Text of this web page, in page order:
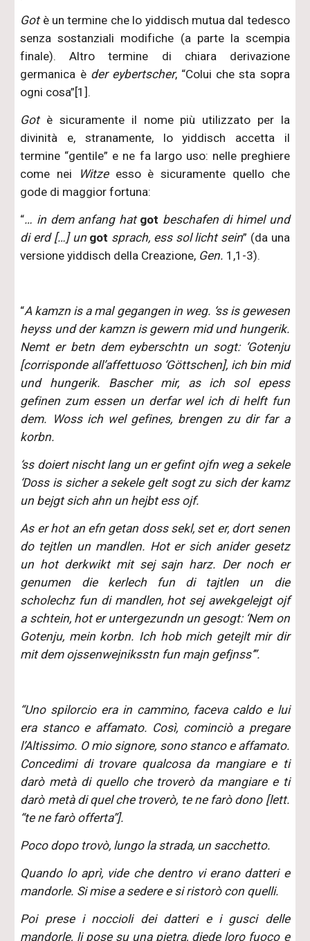
Gotè un termine che lo yiddisch mutua dal tedesco
senza sostanziali modifiche (a parte la scempia
finale). Altro termine di chiara derivazione
germanica è der eybertscher, “Colui che sta sopra
ogni cosa”[1].
Gotè sicuramente il nome più utilizzato per la
divinità e, stranamente, lo yiddisch accetta il
termine “gentile” e ne fa largo uso: nelle preghiere
come nei
Witzeesso è sicuramente quello che
gode di maggior fortuna:
“… in dem anfang hat got beschafen di himel und
di erd […] un got sprach, ess sol licht sein” (da una
versione yiddisch della Creazione, Gen. 1,1-3).
“A kamzn is a mal gegangen in weg. ‘ss is gewesen
heyss und der kamzn is gewern mid und hungerik.
Nemt er betn dem eyberschtn un sogt: ‘Gotenju
[corrisponde all’affettuoso ‘Göttschen], ich bin mid
und hungerik. Bascher mir, as ich sol epess
gefinen zum essen un derfar wel ich di helft fun
dem. Woss ich wel gefines, brengen zu dir far a
korbn.
‘ss doiert nischt lang un er gefint ojfn weg a sekele
‘Doss is sicher a sekele gelt sogt zu sich der kamz
un bejgt sich ahn un hejbt ess ojf.
As er hot an efn getan doss sekl, set er, dort senen
do tejtlen un mandlen. Hot er sich anider gesetz
un hot derkwikt mit sej sajn harz. Der noch er
genumen die kerlech fun di tajtlen un die
scholechz fun di mandlen, hot sej awekgelejgt ojf
a schtein, hot er untergezundn un gesogt: ‘Nem on
Gotenju, mein korbn. Ich hob mich getejlt mir dir
mit dem ojssenwejniksstn fun majn gefjnss’”.
“Uno spilorcio era in cammino, faceva caldo e lui
era stanco e affamato. Così, cominciò a pregare
l’Altissimo. O mio signore, sono stanco e affamato.
Concedimi di trovare qualcosa da mangiare e ti
darò metà di quello che troverò da mangiare e ti
darò metà di quel che troverò, te ne farò dono [lett.
“te ne farò offerta”].
Poco dopo trovò, lungo la strada, un sacchetto.
Quando lo aprì, vide che dentro vi erano datteri e
mandorle. Si mise a sedere e si ristorò con quelli.
Poi prese i noccioli dei datteri e i gusci delle
mandorle, li pose su una pietra, diede loro fuoco e